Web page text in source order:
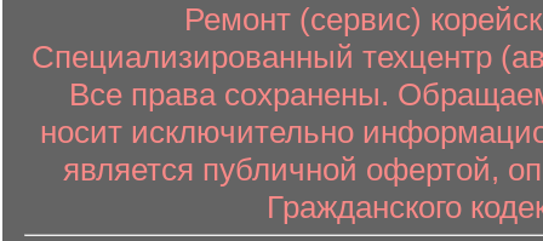
Ремонт (сервис)
Специализированный техцентр
Все права сохранены.
носит исключительно
является публичной офертой,
Гражданского